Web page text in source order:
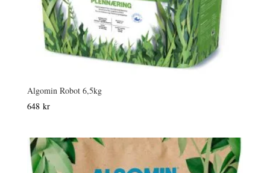
Algomin Robot 6,5kg
648 kr